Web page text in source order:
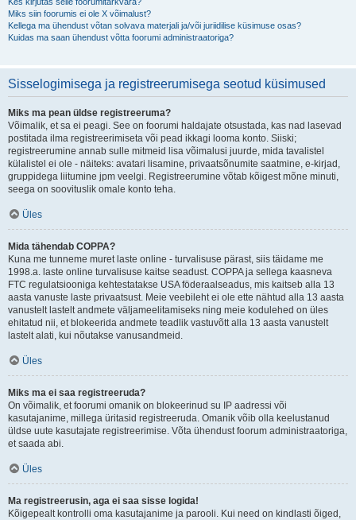
Miks siin foorumis ei ole X võimalust?
Kellega ma ühendust võtan solvava materjali ja/või juriidilise küsimuse osas?
Kuidas ma saan ühendust võtta foorumi administraatoriga?
Sisselogimisega ja registreerumisega seotud küsimused
Miks ma pean üldse registreeruma?
Võimalik, et sa ei peagi. See on foorumi haldajate otsustada, kas nad lasevad
postitada ilma registreerimiseta või pead ikkagi looma konto. Siiski;
registreerumine annab sulle mitmeid lisa võimalusi juurde, mida tavalistel
külalistel ei ole - näiteks: avatari lisamine, privaatsõnumite saatmine, e-kirjad,
gruppidega liitumine jpm veelgi. Registreerumine võtab kõigest mõne minuti,
seega on soovituslik omale konto teha.
Üles
Mida tähendab COPPA?
Kuna me tunneme muret laste online - turvalisuse pärast, siis täidame me
1998.a. laste online turvalisuse kaitse seadust. COPPA ja sellega kaasneva
FTC regulatsiooniga kehtestatakse USA föderaalseadus, mis kaitseb alla 13
aasta vanuste laste privaatsust. Meie veebileht ei ole ette nähtud alla 13 aasta
vanustelt lastelt andmete väljameelitamiseks ning meie kodulehed on üles
ehitatud nii, et blokeerida andmete teadlik vastuvõtt alla 13 aasta vanustelt
lastelt alati, kui nõutakse vanusandmeid.
Üles
Miks ma ei saa registreeruda?
On võimalik, et foorumi omanik on blokeerinud su IP aadressi või
kasutajanime, millega üritasid registreeruda. Omanik võib olla keelustanud
üldse uute kasutajate registreerimise. Võta ühendust foorum administraatoriga,
et saada abi.
Üles
Ma registreerusin, aga ei saa sisse logida!
Kõigepealt kontrolli oma kasutajanime ja parooli. Kui need on kindlasti õiged,